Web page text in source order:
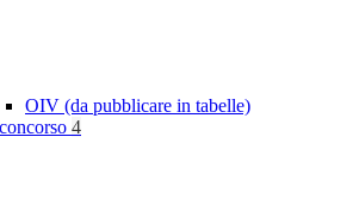
OIV (da pubblicare in tabelle)
4